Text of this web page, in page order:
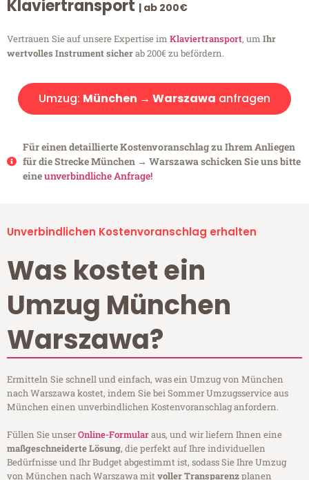
Klaviertransport | ab 200€
Vertrauen Sie auf unsere Expertise im Klaviertransport, um Ihr
wertvolles Instrument sicherab 200€ zu befördern.
Umzug: München → Warszawa anfragen
Für einen detaillierte Kostenvoranschlag zu Ihrem Anliegen
für die Strecke München → Warszawa schicken Sie uns bitte
eineunverbindliche Anfrage!
Unverbindlichen Kostenvoranschlag erhalten
Was kostet ein
Umzug München
Warszawa?
Ermitteln Sie schnell und einfach, was ein Umzug von München
nach Warszawa kostet, indem Sie bei Sommer Umzugsservice aus
München einen unverbindlichen Kostenvoranschlag anfordern.
Füllen Sie unserOnline-Formularaus, und wir liefern Ihnen eine
maßgeschneiderte Lösung, die perfekt auf Ihre individuellen
Bedürfnisse und Ihr Budget abgestimmt ist, sodass Sie Ihre Umzug
von München nach Warszawa mitvoller Transparenzplanen